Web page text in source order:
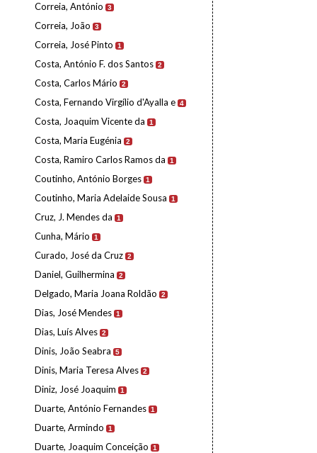
Correia, António 3
Correia, João 3
Correia, José Pinto 1
Costa, António F. dos Santos 2
Costa, Carlos Mário 2
Costa, Fernando Virgílio d'Ayalla e 4
Costa, Joaquim Vicente da 1
Costa, Maria Eugénia 2
Costa, Ramiro Carlos Ramos da 1
Coutinho, António Borges 1
Coutinho, Maria Adelaide Sousa 1
Cruz, J. Mendes da 1
Cunha, Mário 1
Curado, José da Cruz 2
Daniel, Guilhermina 2
Delgado, Maria Joana Roldão 2
Dias, José Mendes 1
Dias, Luís Alves 2
Dinis, João Seabra 5
Dinis, Maria Teresa Alves 2
Diniz, José Joaquim 1
Duarte, António Fernandes 1
Duarte, Armindo 1
Duarte, Joaquim Conceição 1